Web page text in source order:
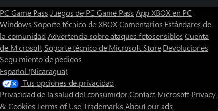
PC Game Pass Juegos de PC Game Pass App XBOX en PC
Windows Soporte técnico de XBOXComentarios Estándares de
la comunidad Advertencia sobre ataques fotosensibles Cuenta
de Microsoft Soporte técnico de Microsoft Store Devoluciones
Seguimiento de pedidos
Español (Nicaragua)
Tus opciones de privacidad
Privacidad de la salud del consumidorContact Microsoft Privacy
& Cookies Terms of UseTrademarks About our ads